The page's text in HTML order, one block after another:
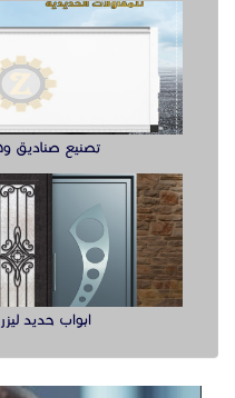
تصنيع صناديق
ابواب حديد